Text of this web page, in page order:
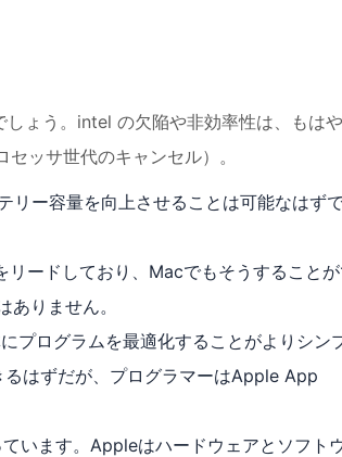
ょう。intel の欠陥や非効率性は、もはや
ッサ世代のキャンセル）。
リー容量を向上させることは可能なはず
ードしており、Macでもそうすること
りません。
プログラムを最適化することがよりシン
はずだが、プログラマーはApple App
います。Appleはハードウェアとソフト